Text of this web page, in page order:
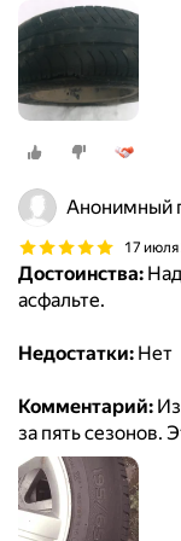
Анонимный
17 июля
Достоинства:
асфальте.
Недостатки: Нет
Комментарий:
за пять сезонов.